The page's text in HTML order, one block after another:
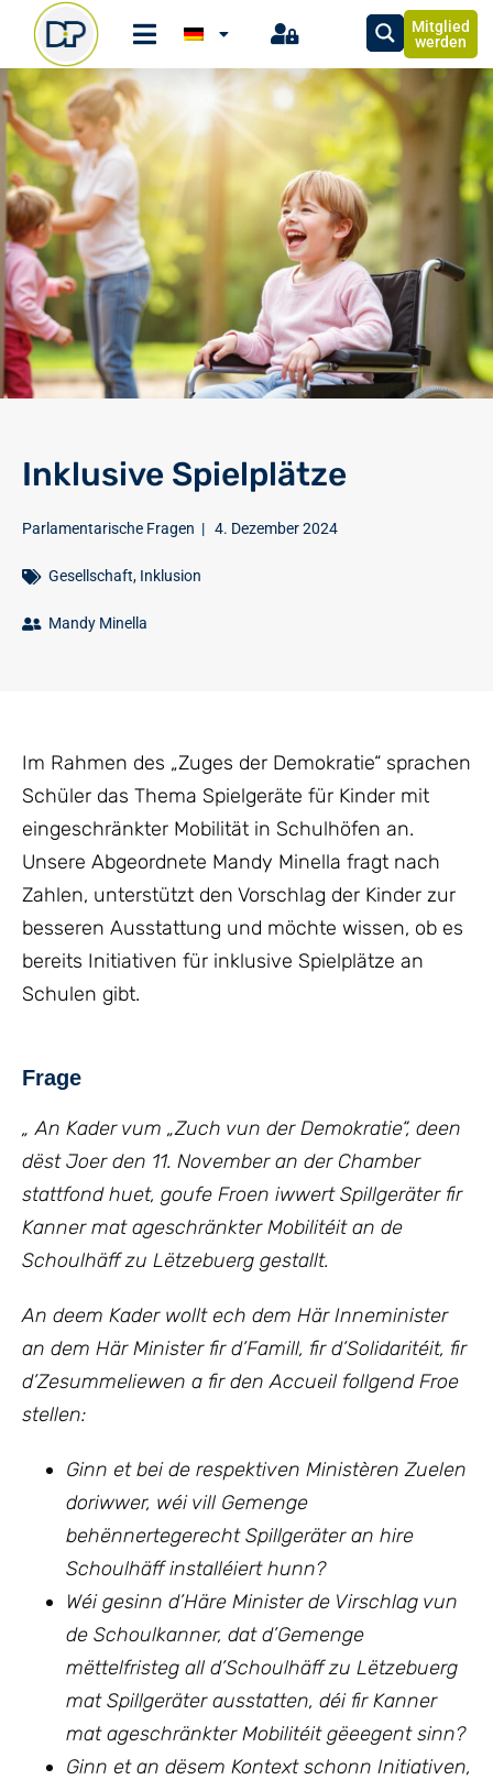
Mitglied
werden
Inklusive Spielplätze
Parlamentarische Fragen | 4. Dezember 2024
Gesellschaft, Inklusion
Mandy Minella
Im Rahmen des „Zuges der Demokratie“ sprachen
Schüler das Thema Spielgeräte für Kinder mit
eingeschränkter Mobilität in Schulhöfen an.
Unsere Abgeordnete Mandy Minella fragt nach
Zahlen, unterstützt den Vorschlag der Kinder zur
besseren Ausstattung und möchte wissen, ob es
bereits Initiativen für inklusive Spielplätze an
Schulen gibt.
Frage
„ An Kader vum „Zuch vun der Demokratie“, deen
dëst Joer den 11. November an der Chamber
stattfond huet, goufe Froen iwwert Spillgeräter fir
Kanner mat ageschränkter Mobilitéit an de
Schoulhäff zu Lëtzebuerg gestallt.
An deem Kader wollt ech dem Här Inneminister
an dem Här Minister fir d’Famill, fir d’Solidaritéit, fir
d’Zesummeliewen a fir den Accueil follgend Froe
stellen:
Ginn et bei de respektiven Ministèren Zuelen
doriwwer, wéi vill Gemenge
behënnertegerecht Spillgeräter an hire
Schoulhäff installéiert hunn?
Wéi gesinn d’Häre Minister de Virschlag vun
de Schoulkanner, dat d’Gemenge
mëttelfristeg all d’Schoulhäff zu Lëtzebuerg
mat Spillgeräter ausstatten, déi fir Kanner
mat ageschränkter Mobilitéit gëeegent sinn?
Ginn et an dësem Kontext schonn Initiativen,